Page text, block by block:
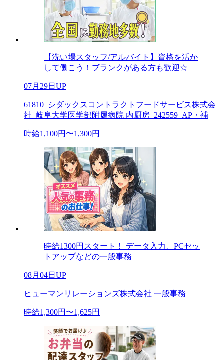
【洗い場スタッフ/アルバイト】資格を活か
して働こう！ブランクがある方も歓迎☆
07月29日UP
61810_シダックスコントラクトフードサービス株式会
社_岐阜大学医学部附属病院 内厨房_242559_AP・補
時給1,100円〜1,300円
時給1300円スタート！ データ入力、PCセッ
トアップなどの一般事務
08月04日UP
ヒューマンリレーションズ株式会社 一般事務
時給1,300円〜1,625円